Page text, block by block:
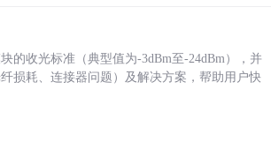
的收光标准（典型值为-3dBm至-24dBm），并
损耗、连接器问题）及解决方案，帮助用户快